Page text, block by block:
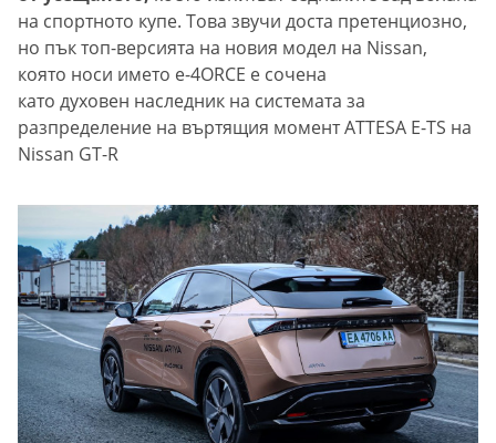
на спортното купе. Това звучи доста претенциозно,
но пък топ-версията на новия модел на Nissan,
която носи името e-4ORCE е сочена
като духовен наследник на системата за
разпределение на въртящия момент ATTESA E-TS на
Nissan GT-R